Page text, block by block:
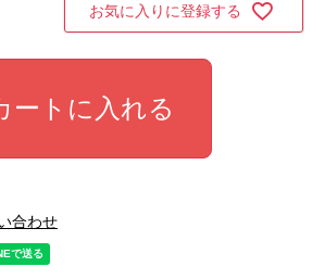
お気に入りに登録する
ートに入れる
合わせ